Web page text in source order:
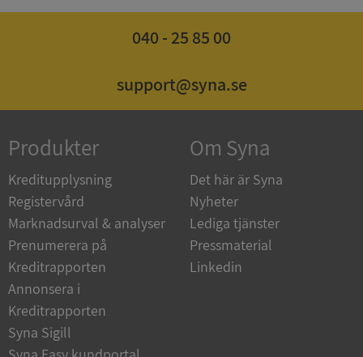
040 - 25 85 00
support@syna.se
Produkter
Kreditupplysning
Registervård
Marknadsurval & analyser
Prenumerera på
Kreditrapporten
Annonsera i
Kreditrapporten
Syna Sigill
Om Syna
Det här är Syna
Nyheter
Lediga tjänster
Pressmaterial
Linkedin
de.syna.se
ARRAffinity
Microsoft
Corporation
.syna.se